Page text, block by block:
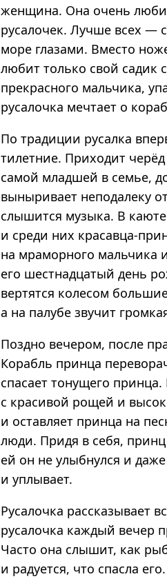
женщина. Она очень
русалочек. Лучше всех —
море глазами. Вместо
любит только свой садик
прекрасного мальчика,
русалочка мечтает о
По традиции русалка
тилетние. Приходит
самой младшей в семье,
выныривает неподалеку
слышится музыка. В
и среди них красавца-
на мраморного мальчика
его шестнадцатый день
вертятся колесом
а на палубе звучит
Поздно вечером, после
Корабль принца
спасает тонущего
с красивой рощей и
и оставляет принца на
люди. Придя в себя, принц
ей он не улыбнулся и
и уплывает.
Русалочка рассказывает
русалочка каждый вечер
Часто она слышит, как
и радуется, что спасла его.